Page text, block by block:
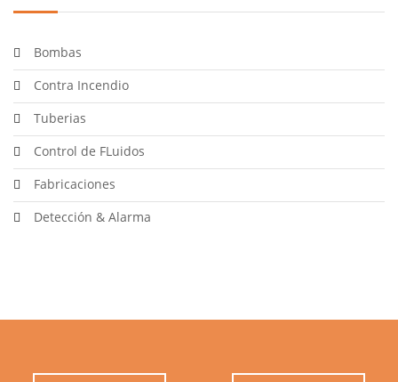
Bombas
Contra Incendio
Tuberias
Control de FLuidos
Fabricaciones
Detección & Alarma